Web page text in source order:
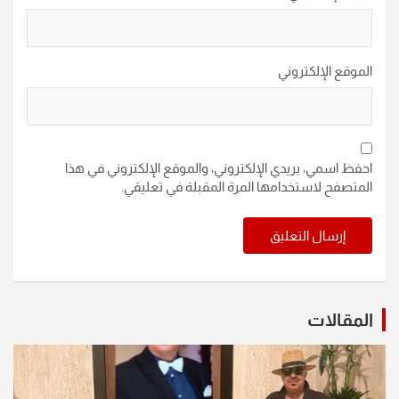
الموقع الإلكتروني
احفظ اسمي، بريدي الإلكتروني، والموقع الإلكتروني في هذا
المتصفح لاستخدامها المرة المقبلة في تعليقي.
المقالات